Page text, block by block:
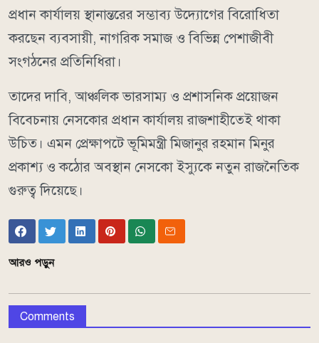
প্রধান কার্যালয় স্থানান্তরের সম্ভাব্য উদ্যোগের বিরোধিতা
করছেন ব্যবসায়ী, নাগরিক সমাজ ও বিভিন্ন পেশাজীবী
সংগঠনের প্রতিনিধিরা।
তাদের দাবি, আঞ্চলিক ভারসাম্য ও প্রশাসনিক প্রয়োজন
বিবেচনায় নেসকোর প্রধান কার্যালয় রাজশাহীতেই থাকা
উচিত। এমন প্রেক্ষাপটে ভূমিমন্ত্রী মিজানুর রহমান মিনুর
প্রকাশ্য ও কঠোর অবস্থান নেসকো ইস্যুকে নতুন রাজনৈতিক
গুরুত্ব দিয়েছে।
আরও পড়ুন
Comments